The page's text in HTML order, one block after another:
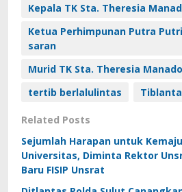
Kepala TK Sta. Theresia
Ketua Perhimpunan Putra
saran
Murid TK Sta. Theresia Manado
tertib berlalulintas
Related Posts
Sejumlah Harapan untuk
Universitas, Diminta Rektor
Baru FISIP Unsrat